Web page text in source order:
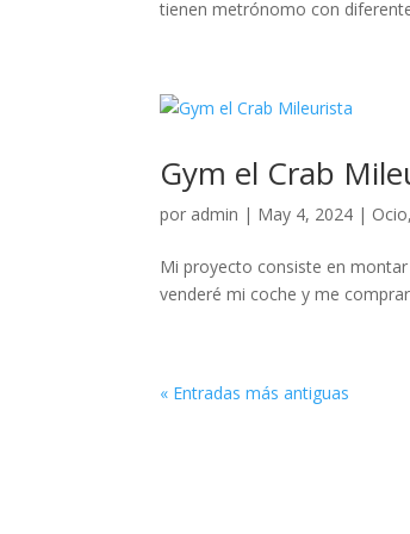
tienen metrónomo con
Gym el Crab
por admin | May 4, 2024 | Ocio,
Mi proyecto consiste en
venderé mi coche y me
« Entradas más antiguas